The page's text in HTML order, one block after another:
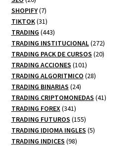
productos
SHOPIFY 77
productos
TIKTOK 3131
productos
TRADING 443443
productos
TRADING INSTITUCIONAL 272272
productos
TRADING PACK DE CURSOS 2020
TRADING ACCIONES 101101
productos
TRADING ALGORITMICO 2828
TRADING BINARIAS 2424
productos
TRADING CRIPTOMONEDAS 4141
TRADING FOREX 341341
productos
TRADING FUTUROS 155155
productos
TRADING IDIOMA INGLES 55
TRADING INDICES 9898